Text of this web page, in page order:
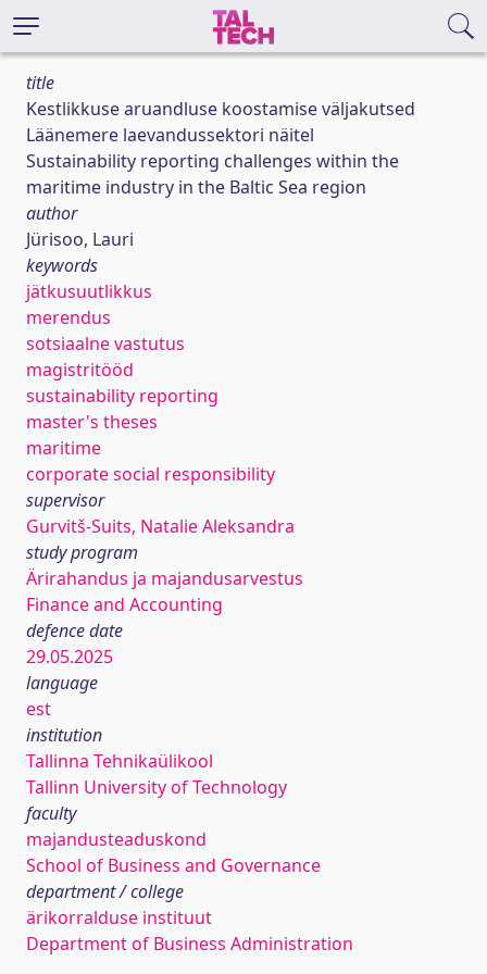
title
Kestlikkuse aruandluse koostamise väljakutsed
Läänemere laevandussektori näitel
Sustainability reporting challenges within the
maritime industry in the Baltic Sea region
author
Jürisoo, Lauri
keywords
jätkusuutlikkus
merendus
sotsiaalne vastutus
magistritööd
sustainability reporting
master's theses
maritime
corporate social responsibility
supervisor
Gurvitš-Suits, Natalie Aleksandra
study program
Ärirahandus ja majandusarvestus
Finance and Accounting
defence date
29.05.2025
language
est
institution
Tallinna Tehnikaülikool
Tallinn University of Technology
faculty
majandusteaduskond
School of Business and Governance
department / college
ärikorralduse instituut
Department of Business Administration